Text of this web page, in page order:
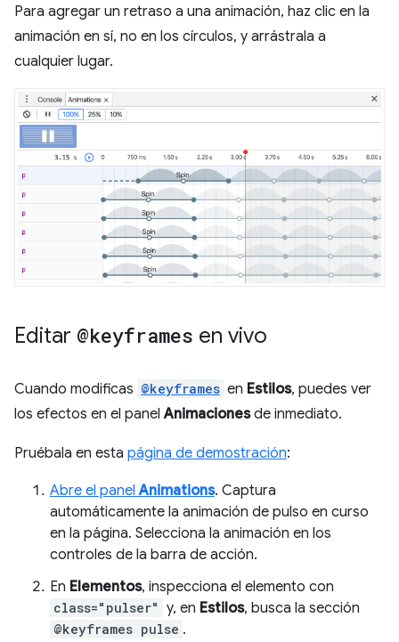
Para agregar un retraso a una animación, haz clic en la
animación en sí, no en los círculos, y arrástrala a
cualquier lugar.
Editar @keyframes en vivo
Cuando modificas @keyframes en Estilos, puedes ver
los efectos en el panelAnimacionesde inmediato.
Pruébala en esta página de demostración:
Abre el panelAnimations. Captura
automáticamente la animación de pulso en curso
en la página. Selecciona la animación en los
controles de la barra de acción.
En Elementos, inspecciona el elemento con
class="pulser" y, en Estilos, busca la sección
@keyframes pulse .